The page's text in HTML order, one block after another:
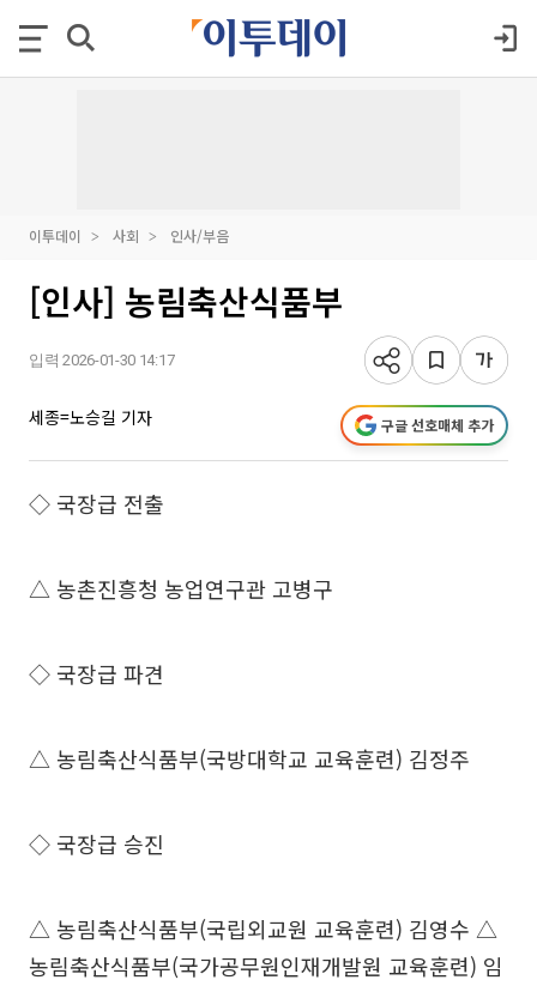
이투데이 사회 인사/부음
[인사] 농림축산식품부
입력 2026-01-30 14:17
세종=노승길 기자 구글 선호매체 추가
◇ 국장급 전출
△ 농촌진흥청 농업연구관 고병구
◇ 국장급 파견
△ 농림축산식품부(국방대학교 교육훈련) 김정주
◇ 국장급 승진
△ 농림축산식품부(국립외교원 교육훈련) 김영수 △
농림축산식품부(국가공무원인재개발원 교육훈련) 임